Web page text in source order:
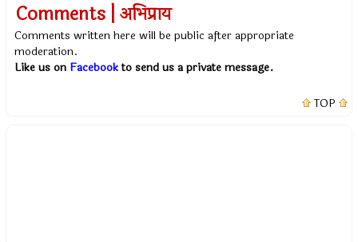
Comments | अभिप्राय
Comments written here will be public after appropriate
moderation.
Like us on Facebookto send us a private message.
TOP